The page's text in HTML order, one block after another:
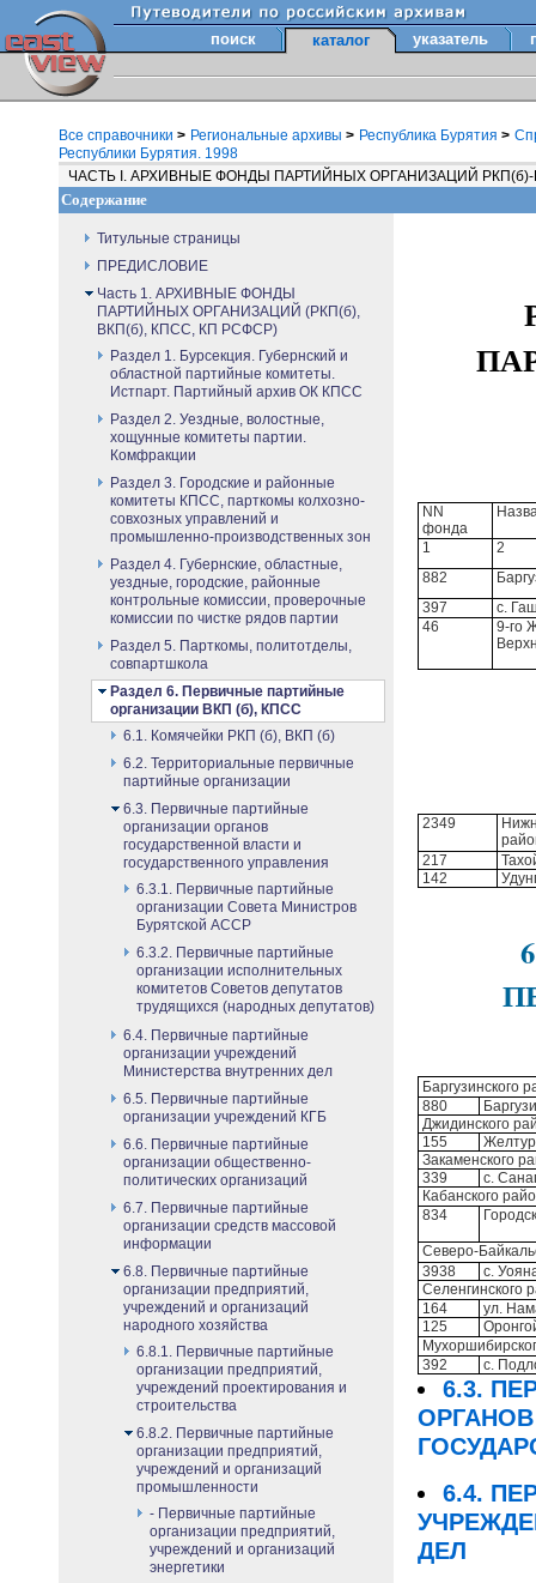
поиск каталог указатель
Все справочники > Региональные архивы > Республика Бурятия >
Республики Бурятия. 1998
ЧАСТЬ I. АРХИВНЫЕ ФОНДЫ ПАРТИЙНЫХ ОРГАНИЗАЦИЙ
Содержание
Титульные страницы
ПРЕДИСЛОВИЕ
Часть 1. АРХИВНЫЕ ФОНДЫ
ПАРТИЙНЫХ ОРГАНИЗАЦИЙ (РКП(б),
ВКП(б), КПСС, КП РСФСР)
Раздел 1. Бурсекция. Губернский и
областной партийные комитеты.
Истпарт. Партийный архив ОК КПСС
Раздел 2. Уездные, волостные,
хощунные комитеты партии.
Комфракции
Раздел 3. Городские и районные
комитеты КПСС, парткомы колхозно-
совхозных управлений и
промышленно-производственных зон
Раздел 4. Губернские, областные,
уездные, городские, районные
контрольные комиссии, проверочные
комиссии по чистке рядов партии
Раздел 5. Парткомы, политотделы,
совпартшкола
Раздел 6. Первичные партийные
организации ВКП (б), КПСС
6.1. Комячейки РКП (б), ВКП (б)
6.2. Территориальные первичные
партийные организации
6.3. Первичные партийные
организации органов
государственной власти и
государственного управления
6.3.1. Первичные партийные
организации Совета Министров
Бурятской АССР
6.3.2. Первичные партийные
организации исполнительных
комитетов Советов депутатов
трудящихся (народных депутатов)
6.4. Первичные партийные
организации учреждений
Министерства внутренних дел
6.5. Первичные партийные
организации учреждений КГБ
6.6. Первичные партийные
организации общественно-
политических организаций
6.7. Первичные партийные
организации средств массовой
информации
6.8. Первичные партийные
организации предприятий,
учреждений и организаций
народного хозяйства
6.8.1. Первичные партийные
организации предприятий,
учреждений проектирования и
строительства
6.8.2. Первичные партийные
организации предприятий,
учреждений и организаций
промышленности
- Первичные партийные
организации предприятий,
учреждений и организаций
энергетики
NN
фонда
1
2
882
397
с.
46
9-го
2349
217
142
Баргузинского
880
Джидинского
155
Закаменского
339
с.
Кабанского
834
Северо-
3938
с.
Селенгинского
164
ул.
125
392
с.
6.3.
6.4.
ДЕЛ